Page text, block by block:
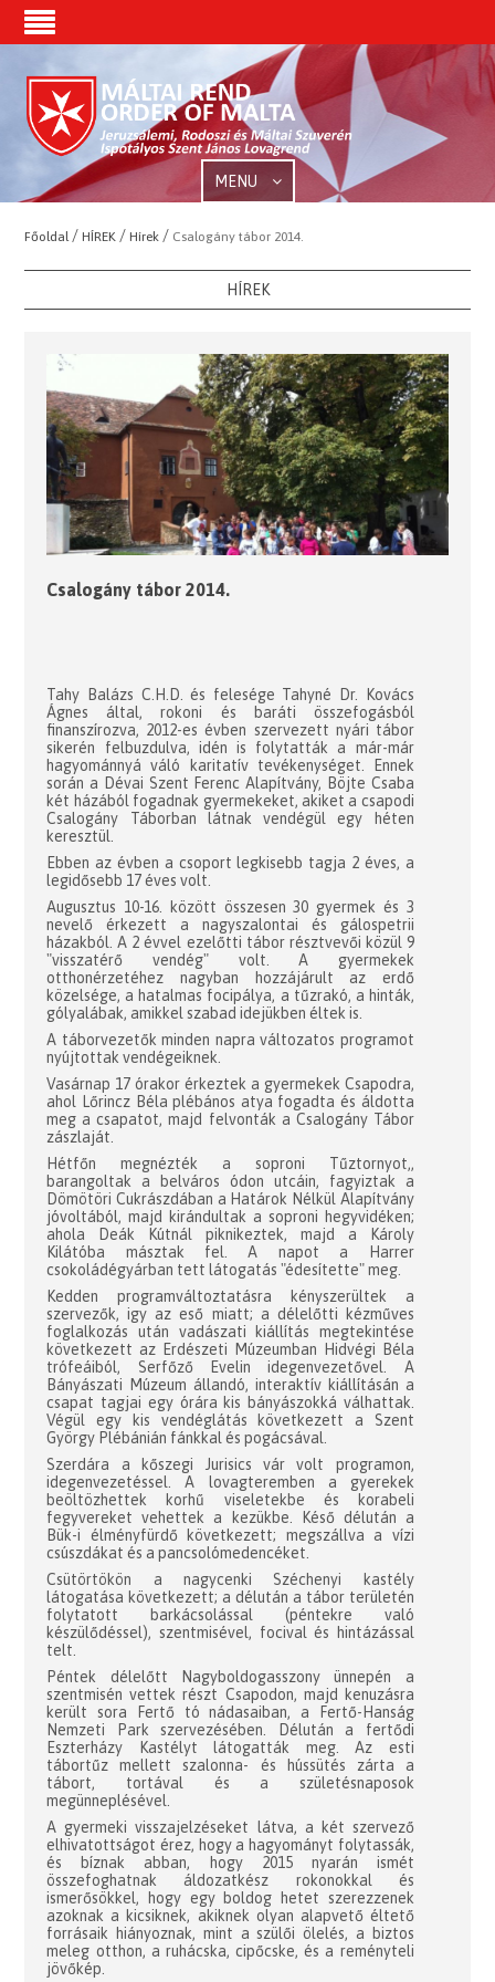
MENU
Főoldal /HÍREK /Hírek / Csalogány tábor 2014.
HÍREK
Csalogány tábor 2014.
Tahy Balázs C.H.D. és felesége Tahyné Dr. Kovács
Ágnes által, rokoni és baráti összefogásból
finanszírozva, 2012-es évben szervezett nyári tábor
sikerén felbuzdulva, idén is folytatták a már-már
hagyománnyá váló karitatív tevékenységet. Ennek
során a Dévai Szent Ferenc Alapítvány, Böjte Csaba
két házából fogadnak gyermekeket, akiket a csapodi
Csalogány Táborban látnak vendégül egy héten
keresztül.
Ebben az évben a csoport legkisebb tagja 2 éves, a
legidősebb 17 éves volt.
Augusztus 10-16. között összesen 30 gyermek és 3
nevelő érkezett a nagyszalontai és gálospetrii
házakból. A 2 évvel ezelőtti tábor résztvevői közül 9
"visszatérő vendég" volt. A gyermekek
otthonérzetéhez nagyban hozzájárult az erdő
közelsége, a hatalmas focipálya, a tűzrakó, a hinták,
gólyalábak, amikkel szabad idejükben éltek is.
A táborvezetők minden napra változatos programot
nyújtottak vendégeiknek.
Vasárnap 17 órakor érkeztek a gyermekek Csapodra,
ahol Lőrincz Béla plébános atya fogadta és áldotta
meg a csapatot, majd felvonták a Csalogány Tábor
zászlaját.
Hétfőn megnézték a soproni Tűztornyot,,
barangoltak a belváros ódon utcáin, fagyiztak a
Dömötöri Cukrászdában a Határok Nélkül Alapítvány
jóvoltából, majd kirándultak a soproni hegyvidéken;
ahola Deák Kútnál piknikeztek, majd a Károly
Kilátóba másztak fel. A napot a Harrer
csokoládégyárban tett látogatás "édesítette" meg.
Kedden programváltoztatásra kényszerültek a
szervezők, igy az eső miatt; a délelőtti kézműves
foglalkozás után vadászati kiállítás megtekintése
következett az Erdészeti Múzeumban Hidvégi Béla
trófeáiból, Serfőző Evelin idegenvezetővel. A
Bányászati Múzeum állandó, interaktív kiállításán a
csapat tagjai egy órára kis bányászokká válhattak.
Végül egy kis vendéglátás következett a Szent
György Plébánián fánkkal és pogácsával.
Szerdára a kőszegi Jurisics vár volt programon,
idegenvezetéssel. A lovagteremben a gyerekek
beöltözhettek korhű viseletekbe és korabeli
fegyvereket vehettek a kezükbe. Késő délután a
Bük-i élményfürdő következett; megszállva a vízi
csúszdákat és a pancsolómedencéket.
Csütörtökön a nagycenki Széchenyi kastély
látogatása következett; a délután a tábor területén
folytatott barkácsolással (péntekre való
készülődéssel), szentmisével, focival és hintázással
telt.
Péntek délelőtt Nagyboldogasszony ünnepén a
szentmisén vettek részt Csapodon, majd kenuzásra
került sora Fertő tó nádasaiban, a Fertő-Hanság
Nemzeti Park szervezésében. Délután a fertődi
Eszterházy Kastélyt látogatták meg. Az esti
tábortűz mellett szalonna- és hússütés zárta a
tábort, tortával és a születésnaposok
megünneplésével.
A gyermeki visszajelzéseket látva, a két szervező
elhivatottságot érez, hogy a hagyományt folytassák,
és bíznak abban, hogy 2015 nyarán ismét
összefoghatnak áldozatkész rokonokkal és
ismerősökkel, hogy egy boldog hetet szerezzenek
azoknak a kicsiknek, akiknek olyan alapvető éltető
forrásaik hiányoznak, mint a szülői ölelés, a biztos
meleg otthon, a ruhácska, cipőcske, és a reményteli
jövőkép.